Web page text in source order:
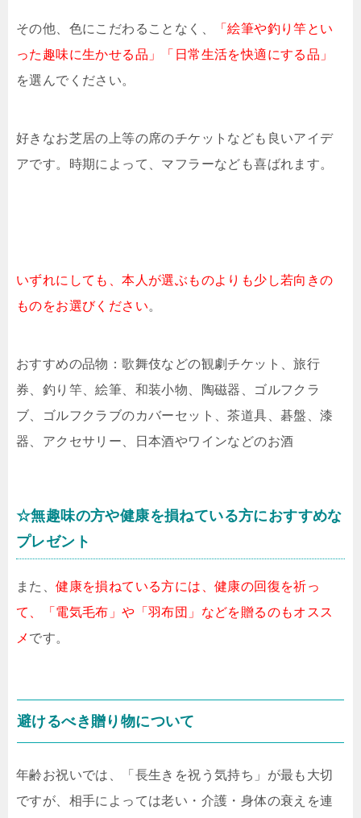
その他、色にこだわることなく、
「絵筆や釣り竿とい
った趣味に生かせる品」「日常生活を快適にする品」
を選んでください。
好きなお芝居の上等の席のチケットなども良いアイデ
アです。時期によって、マフラーなども喜ばれます。
いずれにしても、本人が選ぶものよりも少し若向きの
ものをお選びください。
おすすめの品物：歌舞伎などの観劇チケット、旅行
券、釣り竿、絵筆、和装小物、陶磁器、ゴルフクラ
ブ、ゴルフクラブのカバーセット、茶道具、碁盤、漆
器、アクセサリー、日本酒やワインなどのお酒
☆無趣味の方や健康を損ねている方におすすめな
プレゼント
また、健康を損ねている方には、健康の回復を祈っ
て、「電気毛布」や「羽布団」などを贈るのもオスス
メ です。
避けるべき贈り物について
年齢お祝いでは、「長生きを祝う気持ち」が最も大切
ですが、相手によっては老い・介護・身体の衰えを連